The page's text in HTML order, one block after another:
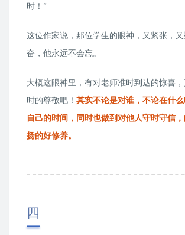
时！”
这位作家说，那位学生的眼神，又紧张，
奋，他永远不会忘。
大概这眼神里，有对老师准时到达的惊喜
时的尊敬吧！ 其实不论是对谁，不论在什
自己的时间，同时也做到对他人守时守信
扬的好修养。
四